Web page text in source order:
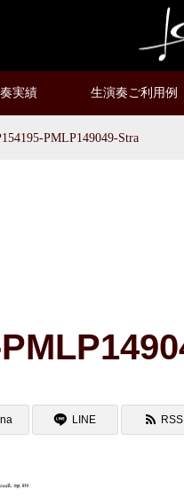
実績 生演奏ご利用例
PMLP149049-Stra
LINE RSS